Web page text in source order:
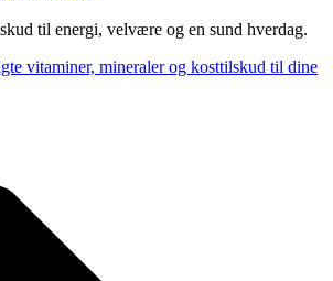
til energi, velvære og en sund hverdag.
vitaminer, mineraler og kosttilskud til dine